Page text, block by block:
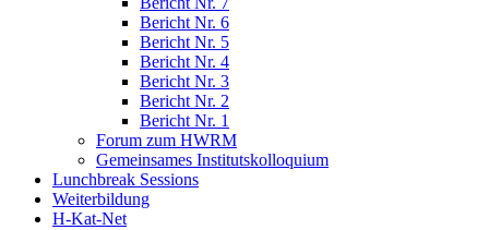
Bericht Nr. 6
Bericht Nr. 5
Bericht Nr. 4
Bericht Nr. 3
Bericht Nr. 2
Bericht Nr. 1
Forum zum HWRM
Gemeinsames Institutskolloquium
Lunchbreak Sessions
Weiterbildung
H-Kat-Net